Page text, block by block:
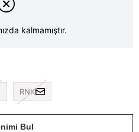
kalmamıştır.
RNK
Bul